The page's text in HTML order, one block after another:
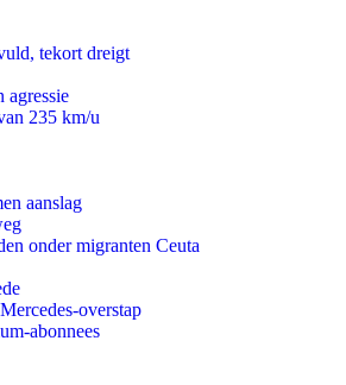
tekort dreigt
agressie
235 km/u
aanslag
onder migranten Ceuta
overstap
abonnees